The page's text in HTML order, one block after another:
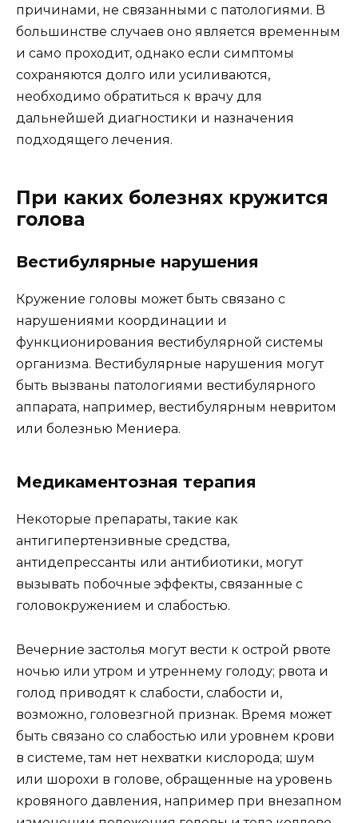
причинами, не связанными с патологиями. В
большинстве случаев оно является временным
и само проходит, однако если симптомы
сохраняются долго или усиливаются,
необходимо обратиться к врачу для
дальнейшей диагностики и назначения
подходящего лечения.
При каких болезнях кружится
голова
Вестибулярные нарушения
Кружение головы может быть связано с
нарушениями координации и
функционирования вестибулярной системы
организма. Вестибулярные нарушения могут
быть вызваны патологиями вестибулярного
аппарата, например, вестибулярным невритом
или болезнью Мениера.
Медикаментозная терапия
Некоторые препараты, такие как
антигипертензивные средства,
антидепрессанты или антибиотики, могут
вызывать побочные эффекты, связанные с
головокружением и слабостью.
Вечерние застолья могут вести к острой рвоте
ночью или утром и утреннему голоду; рвота и
голод приводят к слабости, слабости и,
возможно, головезгной признак. Время может
быть связано со слабостью или уровнем крови
в системе, там нет нехватки кислорода; шум
или шорохи в голове, обращенные на уровень
кровяного давления, например при внезапном